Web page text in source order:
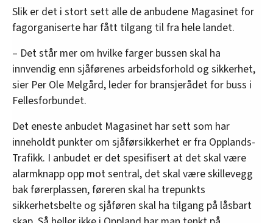
Slik er det i stort sett alle de anbudene Magasinet for
fagorganiserte har fått tilgang til fra hele landet.
– Det står mer om hvilke farger bussen skal ha
innvendig enn sjåførenes arbeidsforhold og sikkerhet,
sier Per Ole Melgård, leder for bransjerådet for buss i
Fellesforbundet.
Det eneste anbudet Magasinet har sett som har
inneholdt punkter om sjåførsikkerhet er fra Opplands-
Trafikk. I anbudet er det spesifisert at det skal være
alarmknapp opp mot sentral, det skal være skillevegg
bak førerplassen, føreren skal ha trepunkts
sikkerhetsbelte og sjåføren skal ha tilgang på låsbart